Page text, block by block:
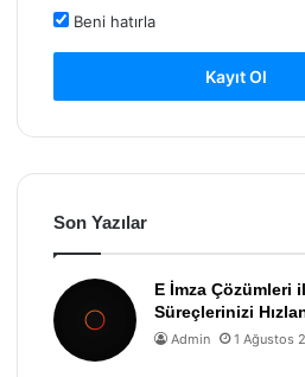
Beni hatırla
Kayıt Ol
Son Yazılar
E İmza Çözümleri
Süreçlerinizi
Admin 1 Ağustos